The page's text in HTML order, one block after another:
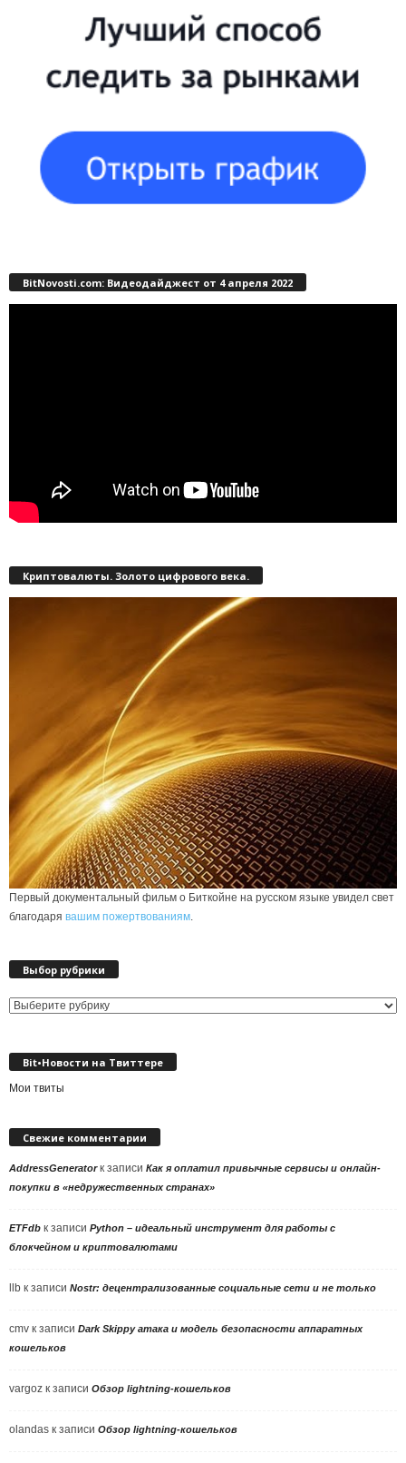
BitNovosti.com: Видеодайджест от 4 апреля 2022
Криптовалюты. Золото цифрового века.
Первый документальный фильм о Биткойне на русском языке увидел свет
благодаря вашим пожертвованиям
Выбор рубрики
Выбор
Bit•Новости на Твиттере
Мои твиты
Свежие комментарии
AddressGeneratorк записи Как я оплатил привычные сервисы и онлайн-
покупки в «недружественных странах»
ETFdb к записи Python – идеальный инструмент для работы с
блокчейном и криптовалютами
llb к записи Nostr: децентрализованные социальные сети и не только
cmv к записи Dark Skippy атака и модель безопасности аппаратных
кошельков
vargoz к записи Обзор lightning-кошельков
olandas к записи Обзор lightning-кошельков